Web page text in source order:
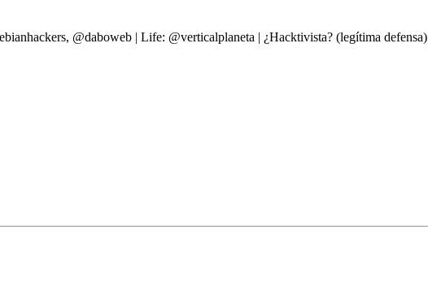
@daboweb | Life: @verticalplaneta | ¿Hacktivista? (legítima